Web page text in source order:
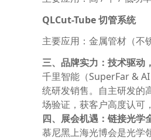
QLCut-Tube 切管系统
主要应用：金属管材（不
三、品牌实力：技术驱动
千里智能（SuperFar &
统研发销售。自主研发的
场验证，获客户高度认可
四、展会机遇：链接光学
慕尼黑上海光博会是光学